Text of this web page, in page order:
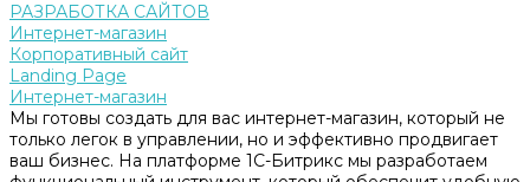
РАЗРАБОТКА САЙТОВ
Интернет-магазин
Корпоративный сайт
Landing Page
Интернет-магазин
Мы готовы создать для вас интернет-магазин, который не
только легок в управлении, но и эффективно продвигает
ваш бизнес. На платформе 1С-Битрикс мы разработаем